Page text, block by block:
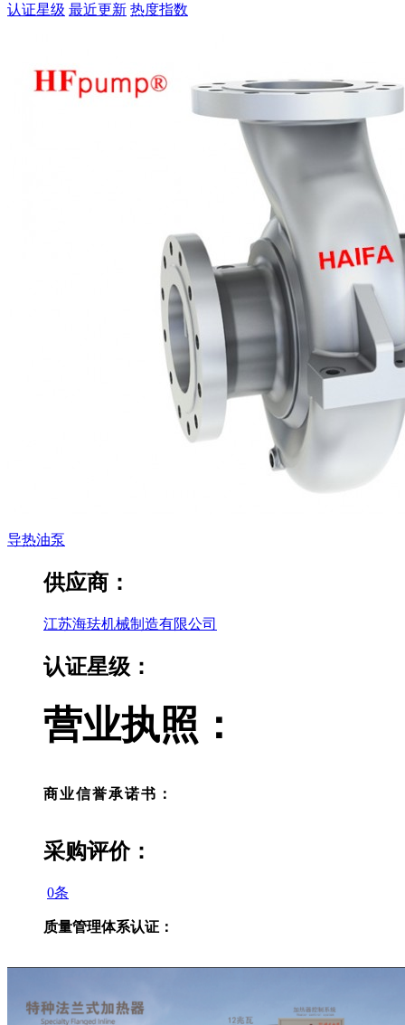
认证星级 最近更新 热度指数
导热油泵
供应商：
江苏海珐机械制造有限公司
认证星级：
营业执照：
商业信誉承诺书：
采购评价：
0条
质量管理体系认证：